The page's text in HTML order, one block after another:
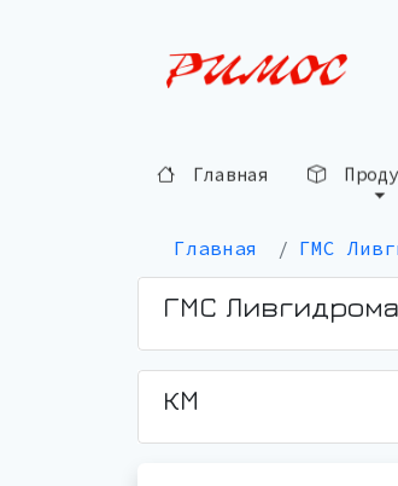
Главная
Главная ГМС
ГМС
КМ